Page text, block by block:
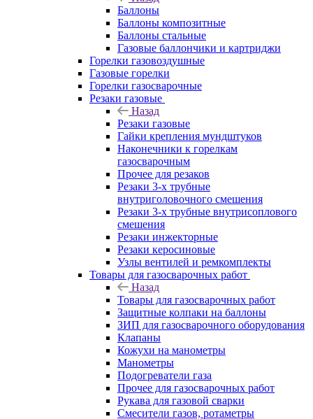
Баллоны
Баллоны композитные
Баллоны стальные
Газовые баллончики и картриджи
Горелки газовоздушные
Газовые горелки
Горелки газосварочные
Резаки газовые
Назад
Резаки газовые
Гайки крепления мундштуков
Наконечники к горелкам
газосварочным
Прочее для резаков
Резаки 3-х трубные
внутриголовочного смешения
Резаки 3-х трубные внутрисоплового
смешения
Резаки инжекторные
Резаки керосиновые
Узлы вентилей и ремкомплекты
Товары для газосварочных работ
Назад
Товары для газосварочных работ
Защитные колпаки на баллоны
ЗИП для газосварочного оборудования
Клапаны
Кожухи на манометры
Манометры
Подогреватели газа
Прочее для газосварочных работ
Рукава для газовой сварки
Смесители газов, ротаметры